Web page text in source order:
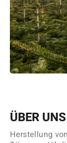
ÜBER UNS
Herstellung